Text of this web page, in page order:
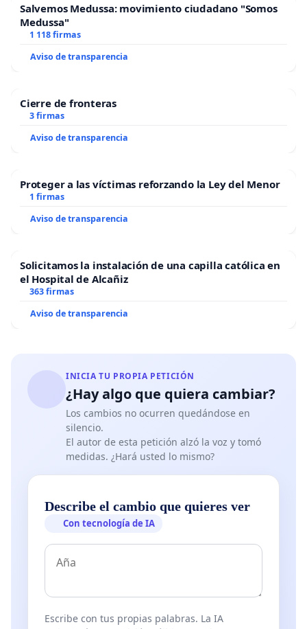
Salvemos Medussa: movimiento ciudadano "Somos
Medussa"
1 118 firmas
Aviso de transparencia
Cierre de fronteras
3 firmas
Aviso de transparencia
Proteger a las víctimas reforzando la Ley del Menor
1 firmas
Aviso de transparencia
Solicitamos la instalación de una capilla católica en
el Hospital de Alcañiz
363 firmas
Aviso de transparencia
INICIA TU PROPIA PETICIÓN
¿Hay algo que quiera cambiar?
Los cambios no ocurren quedándose en
silencio.
El autor de esta petición alzó la voz y tomó
medidas. ¿Hará usted lo mismo?
Describe el cambio que quieres ver
Con tecnología de IA
Escribe con tus propias palabras. La IA